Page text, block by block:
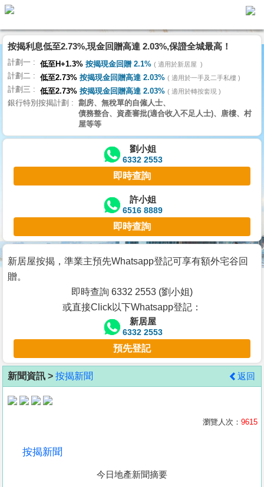
代
理
主
頁
搵
樓/
交
業
主
宅
谷
按
客
地
產
按揭利息低至2.73%,現金回贈高達 2.03%,保證全城最高！
計劃一 低至H+1.3% 按揭現金回贈 2.1% 適用於新居屋
計劃二 低至2.73% 按揭現金回贈高達 2.03% 適用於一手及二手私樓
計劃三 低至2.73% 按揭現金回贈高達 2.03% 適用於轉按套現
銀行特別按揭計劃
劏房、無稅單的自僱人士、
債務整合、資產審批(適合收入不足人士)、唐樓、村
屋等等
劉小姐
6332 2553
即時查詢
許小姐
6516 8889
即時查詢
新居屋按揭，準業主預先Whatsapp登記可享有額外宅谷回
贈。
即時查詢 6332 2553 (劉小姐)
或直接Click以下Whatsapp登記：
新居屋
6332 2553
預先登記
新聞資訊 > 按揭新聞 返回
瀏覽人次： 9615
按揭新聞
今日地產新聞摘要